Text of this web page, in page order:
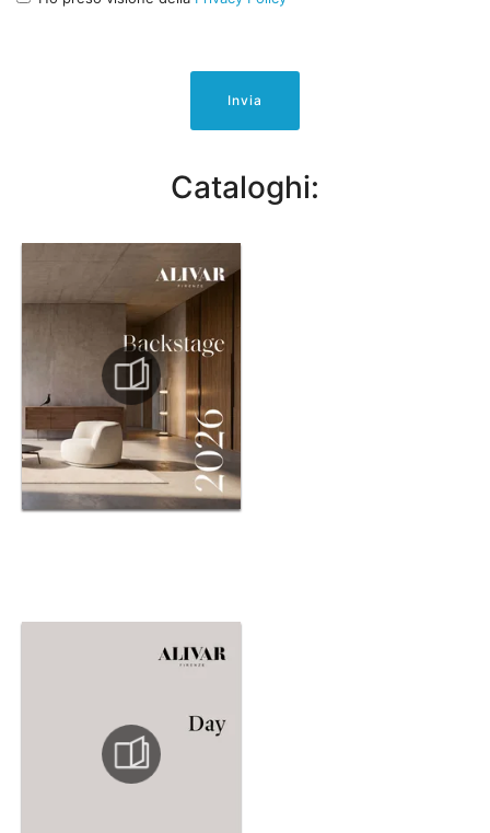
Invia
Cataloghi: